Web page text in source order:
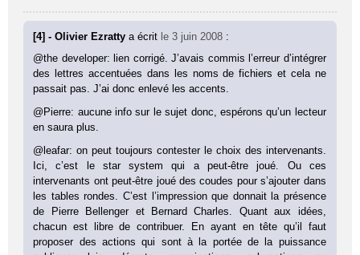
[4] - Olivier Ezrattya écrit le 3 juin 2008 :
@the developer: lien corrigé. J’avais commis l’erreur d’intégrer
des lettres accentuées dans les noms de fichiers et cela ne
passait pas. J’ai donc enlevé les accents.
@Pierre: aucune info sur le sujet donc, espérons qu’un lecteur
en saura plus.
@leafar: on peut toujours contester le choix des intervenants.
Ici, c’est le star system qui a peut-être joué. Ou ces
intervenants ont peut-être joué des coudes pour s’ajouter dans
les tables rondes. C’est l’impression que donnait la présence
de Pierre Bellenger et Bernard Charles. Quant aux idées,
chacun est libre de contribuer. En ayant en tête qu’il faut
proposer des actions qui sont à la portée de la puissance